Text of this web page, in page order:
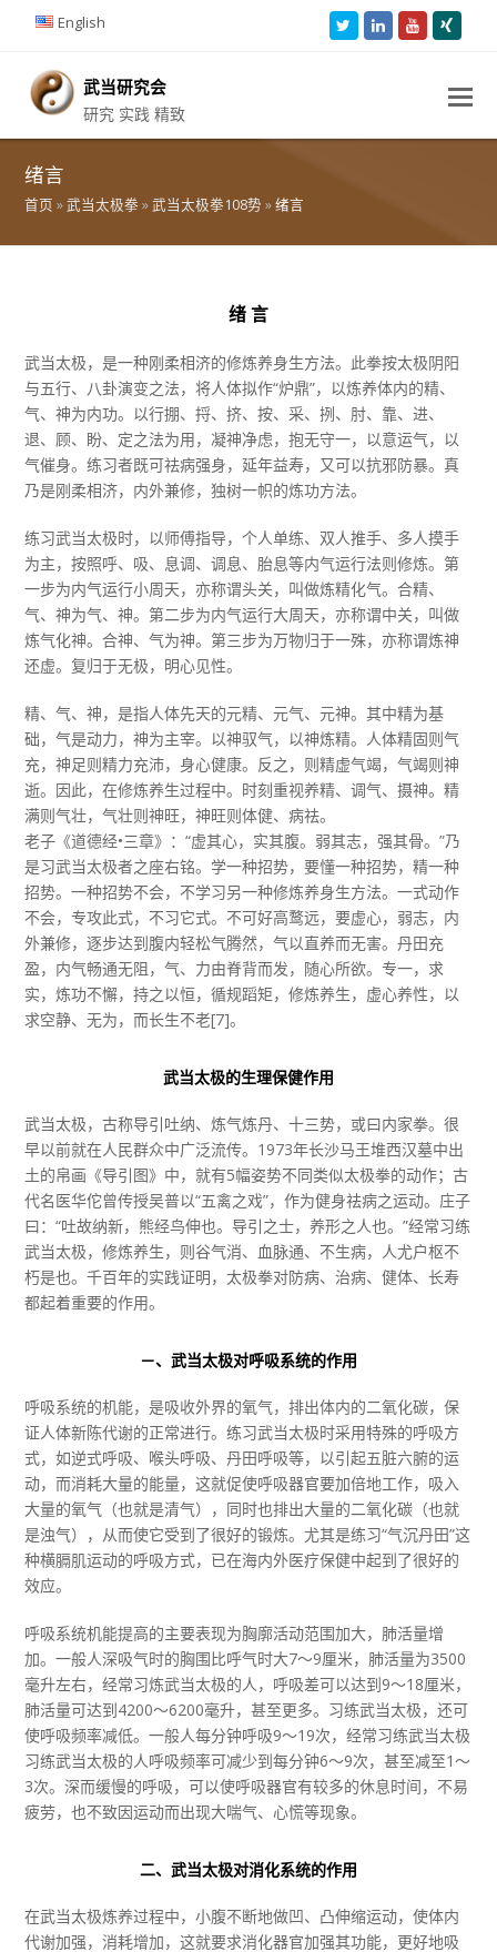
English TwitterLinkedInYoutube
武当研究会
研究 实践 精致
绪言
首页 »武当太极拳»武当太极拳108势 »绪言
绪 言
武当太极，是一种刚柔相济的修炼养身生方法。此拳按太极阴阳
与五行、八卦演变之法，将人体拟作“炉鼎”，以炼养体内的精、
气、神为内功。以行掤、捋、挤、按、采、挒、肘、靠、进、
退、顾、盼、定之法为用，凝神净虑，抱无守一，以意运气，以
气催身。练习者既可祛病强身，延年益寿，又可以抗邪防暴。真
乃是刚柔相济，内外兼修，独树一帜的炼功方法。
练习武当太极时，以师傅指导，个人单练、双人推手、多人摸手
为主，按照呼、吸、息调、调息、胎息等内气运行法则修炼。第
一步为内气运行小周天，亦称谓头关，叫做炼精化气。合精、
气、神为气、神。第二步为内气运行大周天，亦称谓中关，叫做
炼气化神。合神、气为神。第三步为万物归于一殊，亦称谓炼神
还虚。复归于无极，明心见性。
精、气、神，是指人体先天的元精、元气、元神。其中精为基
础，气是动力，神为主宰。以神驭气，以神炼精。人体精固则气
充，神足则精力充沛，身心健康。反之，则精虚气竭，气竭则神
逝。因此，在修炼养生过程中。时刻重视养精、调气、摄神。精
满则气壮，气壮则神旺，神旺则体健、病祛。
老子《道德经•三章》：“虚其心，实其腹。弱其志，强其骨。”乃
是习武当太极者之座右铭。学一种招势，要懂一种招势，精一种
招势。一种招势不会，不学习另一种修炼养身生方法。一式动作
不会，专攻此式，不习它式。不可好高鹜远，要虚心，弱志，内
外兼修，逐步达到腹内轻松气腾然，气以直养而无害。丹田充
盈，内气畅通无阻，气、力由脊背而发，随心所欲。专一，求
实，炼功不懈，持之以恒，循规蹈矩，修炼养生，虚心养性，以
求空静、无为，而长生不老[7]。
武当太极的生理保健作用
武当太极，古称导引吐纳、炼气炼丹、十三势，或曰内家拳。很
早以前就在人民群众中广泛流传。1973年长沙马王堆西汉墓中出
土的帛画《导引图》中，就有5幅姿势不同类似太极拳的动作；古
代名医华佗曾传授吴普以“五禽之戏”，作为健身祛病之运动。庄子
曰：“吐故纳新，熊经鸟伸也。导引之士，养形之人也。”经常习练
武当太极，修炼养生，则谷气消、血脉通、不生病，人尤户枢不
朽是也。千百年的实践证明，太极拳对防病、治病、健体、长寿
都起着重要的作用。
－、武当太极对呼吸系统的作用
呼吸系统的机能，是吸收外界的氧气，排出体内的二氧化碳，保
证人体新陈代谢的正常进行。练习武当太极时采用特殊的呼吸方
式，如逆式呼吸、喉头呼吸、丹田呼吸等，以引起五脏六腑的运
动，而消耗大量的能量，这就促使呼吸器官要加倍地工作，吸入
大量的氧气（也就是清气），同时也排出大量的二氧化碳（也就
是浊气），从而使它受到了很好的锻炼。尤其是练习“气沉丹田”这
种横膈肌运动的呼吸方式，已在海内外医疗保健中起到了很好的
效应。
呼吸系统机能提高的主要表现为胸廓活动范围加大，肺活量增
加。一般人深吸气时的胸围比呼气时大7～9厘米，肺活量为3500
毫升左右，经常习炼武当太极的人，呼吸差可以达到9～18厘米，
肺活量可达到4200～6200毫升，甚至更多。习练武当太极，还可
使呼吸频率减低。一般人每分钟呼吸9～19次，经常习练武当太极
习练武当太极的人呼吸频率可减少到每分钟6～9次，甚至减至1～
3次。深而缓慢的呼吸，可以使呼吸器官有较多的休息时间，不易
疲劳，也不致因运动而出现大喘气、心慌等现象。
二、武当太极对消化系统的作用
在武当太极炼养过程中，小腹不断地做凹、凸伸缩运动，使体内
代谢加强，消耗增加，这就要求消化器官加强其功能，更好地吸